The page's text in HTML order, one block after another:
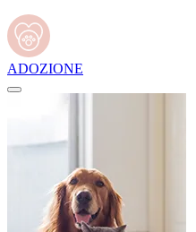
ADOZIONE